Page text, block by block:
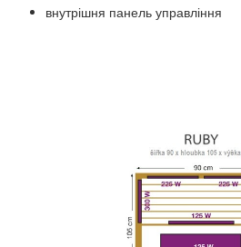
внутрішня панель управління